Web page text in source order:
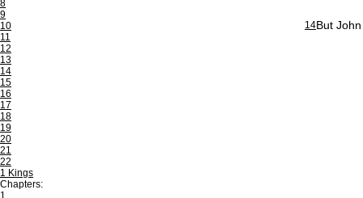
8
9
10
11
12
13
14
15
16
17
18
19
20
21
22
1 Kings
Chapters:
1
14But